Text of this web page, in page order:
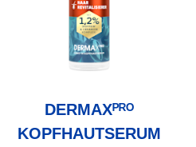
DERMAXᴾᴿᴼ
KOPFHAUTSERUM